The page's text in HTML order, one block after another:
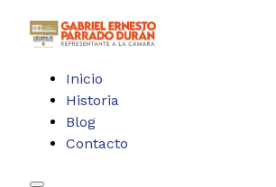
Inicio
Historia
Blog
Contacto